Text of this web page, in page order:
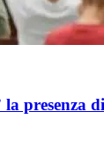
presenza